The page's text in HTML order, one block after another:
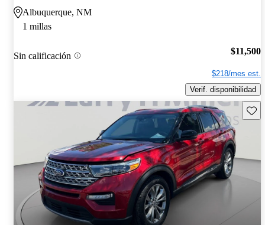
Albuquerque, NM
1 millas
Sin calificación $11,500
$218/mes est.
Verif. disponibilidad